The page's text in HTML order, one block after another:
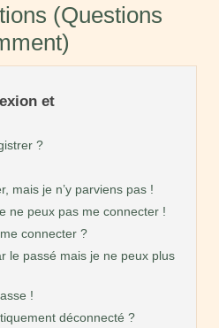
(Questions
et
?
mais je n’y parviens pas !
ne peux pas me connecter !
connecter ?
le passé mais je ne peux plus
!
déconnecté ?